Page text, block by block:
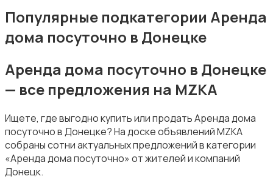
Аренда гаражей и стоянок
Популярные подкатегории Аренда
дома посуточно в Донецке
Аренда дома посуточно в Донецке
— все предложения на MZKA
Ищете, где выгодно купить или продать Аренда дома
посуточно в Донецке? На доске объявлений MZKA
собраны сотни актуальных предложений в категории
«Аренда дома посуточно» от жителей и компаний
Донецк.